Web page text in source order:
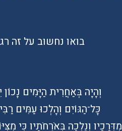
בואו נחשוב על זה
וְהָיָה בְּאַחֲרִית הַיָּמִים
כָּל־הַגּוֹיִם׃ וְהָלְכוּ עַמִּים
מִדְּרָכָיו וְנֵלְכָה בְּאֹרְחֹתָיו כִּי